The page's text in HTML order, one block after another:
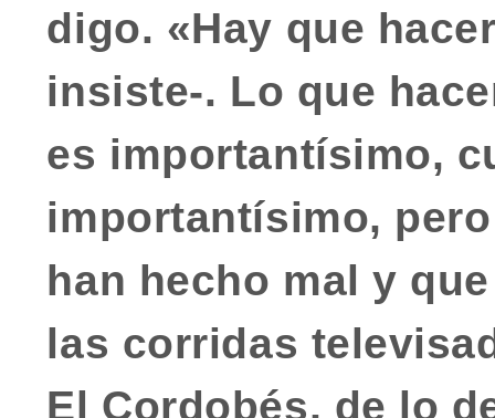
digo. «Hay que
insiste-. Lo que
es importantísimo,
importantísimo,
han hecho mal y
las corridas
El Cordobés, de lo